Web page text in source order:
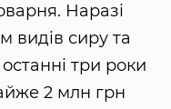
Наразі
видів сиру та
три роки
2 млн грн